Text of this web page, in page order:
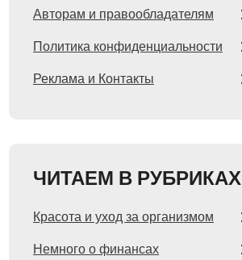
Авторам и правообладателям
Политика конфиденциальности
Реклама и Контакты
ЧИТАЕМ В РУБРИКАХ
Красота и уход за организмом
Немного о финансах